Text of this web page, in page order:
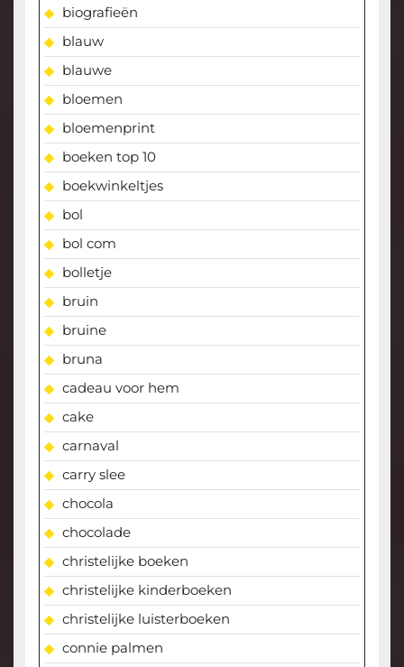
biografieën
blauw
blauwe
bloemen
bloemenprint
boeken top 10
boekwinkeltjes
bol
bol com
bolletje
bruin
bruine
bruna
cadeau voor hem
cake
carnaval
carry slee
chocola
chocolade
christelijke boeken
christelijke kinderboeken
christelijke luisterboeken
connie palmen